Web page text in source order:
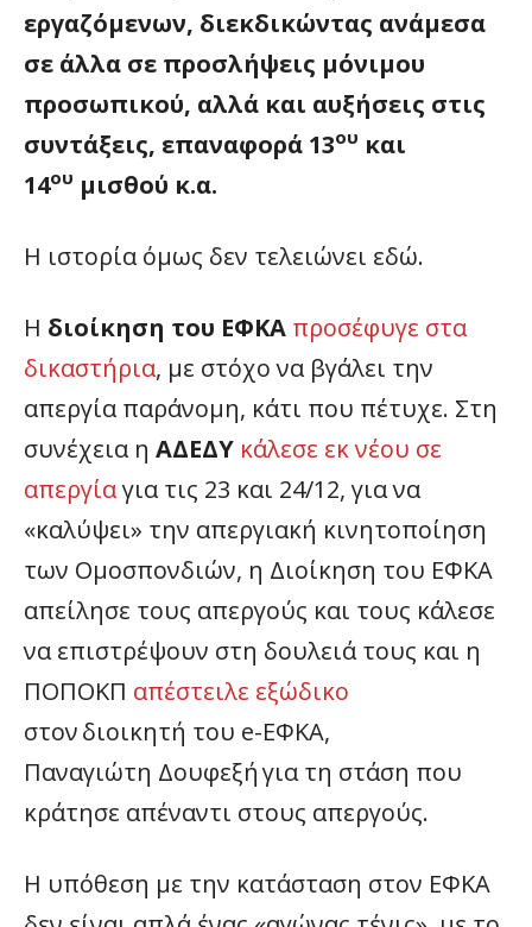
εργαζόμενων, διεκδικώντας ανάμεσα
σε άλλα σε προσλήψεις μόνιμου
προσωπικού, αλλά και αυξήσεις στις
συντάξεις, επαναφορά 13ου και
14ου μισθού κ.α.
Η ιστορία όμως δεν τελειώνει εδώ.
Η διοίκηση του ΕΦΚΑ προσέφυγε στα
δικαστήρια, με στόχο να βγάλει την
απεργία παράνομη, κάτι που πέτυχε. Στη
συνέχεια η ΑΔΕΔΥ κάλεσε εκ νέου σε
απεργίαγια τις 23 και 24/12, για να
«καλύψει» την απεργιακή κινητοποίηση
των Ομοσπονδιών, η Διοίκηση του ΕΦΚΑ
απείλησε τους απεργούς και τους κάλεσε
να επιστρέψουν στη δουλειά τους και η
ΠΟΠΟΚΠ απέστειλε εξώδικο
στον διοικητή του e-ΕΦΚΑ,
Παναγιώτη Δουφεξή για τη στάση που
κράτησε απέναντι στους απεργούς.
Η υπόθεση με την κατάσταση στον ΕΦΚΑ